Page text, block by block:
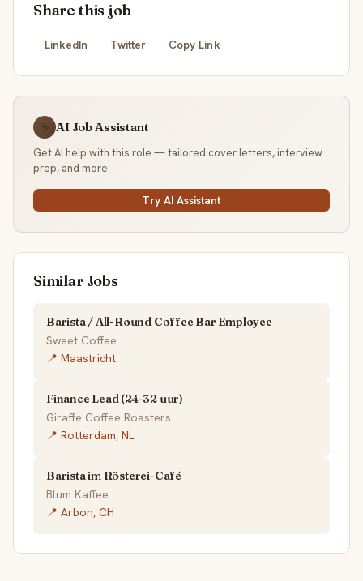
Share this job
LinkedIn Twitter Copy Link
☕ AI Job Assistant
Get AI help with this role — tailored cover letters, interview
prep, and more.
Try AI Assistant
Similar Jobs
Barista / All-Round Coffee Bar Employee
Sweet Coffee
📍 Maastricht
Finance Lead (24-32 uur)
Giraffe Coffee Roasters
📍 Rotterdam, NL
Barista im Rösterei-Café
Blum Kaffee
📍 Arbon, CH